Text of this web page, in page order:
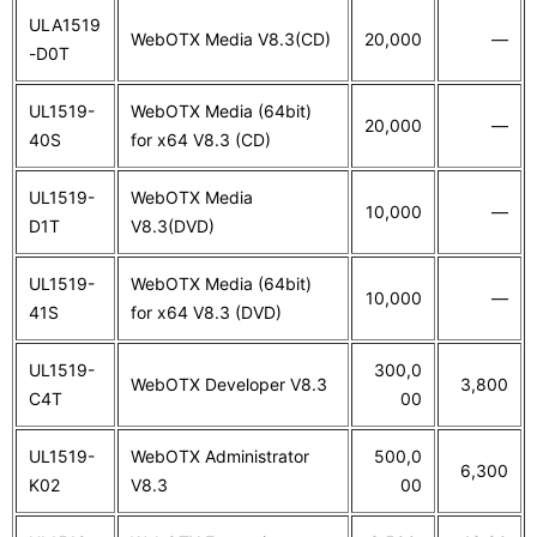
ULA1519
-D0T
WebOTX Media V8.3(CD) 20,000 ―
UL1519-
40S
WebOTX Media (64bit)
for x64 V8.3 (CD)
20,000 ―
UL1519-
D1T
WebOTX Media
V8.3(DVD)
10,000 ―
UL1519-
41S
WebOTX Media (64bit)
for x64 V8.3 (DVD)
10,000 ―
UL1519-
C4T
WebOTX Developer V8.3
300,0
00
3,800
UL1519-
K02
WebOTX Administrator
V8.3
500,0
00
6,300